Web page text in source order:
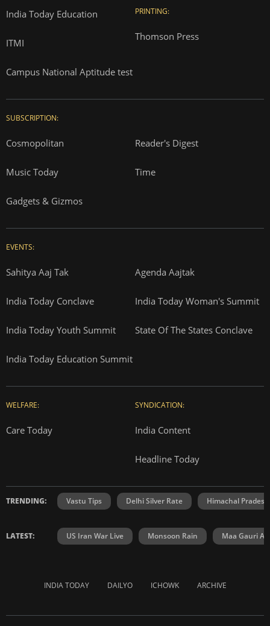
India Today Education
ITMI
Campus National Aptitude test
PRINTING:
Thomson Press
SUBSCRIPTION:
Cosmopolitan Reader's Digest
Music Today Time
Gadgets & Gizmos
EVENTS:
Sahitya Aaj Tak Agenda Aajtak
India Today Conclave India Today Woman's Summit
India Today Youth Summit State Of The States Conclave
India Today Education Summit
WELFARE:
Care Today
SYNDICATION:
India Content
Headline Today
TRENDING: Vastu Tips Delhi Silver Rate Himachal
LATEST: US Iran War Live Monsoon Rain Maa Gauri
INDIA TODAY DAILYO ICHOWK ARCHIVE